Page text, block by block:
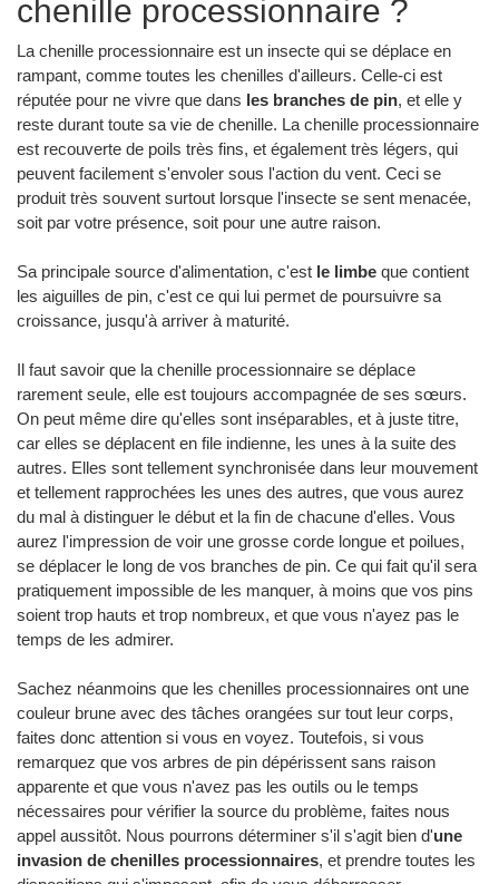
chenille processionnaire ?
La chenille processionnaire est un insecte qui se déplace en
rampant, comme toutes les chenilles d'ailleurs. Celle-ci est
réputée pour ne vivre que dans les branches de pin, et elle y
reste durant toute sa vie de chenille. La chenille processionnaire
est recouverte de poils très fins, et également très légers, qui
peuvent facilement s'envoler sous l'action du vent. Ceci se
produit très souvent surtout lorsque l'insecte se sent menacée,
soit par votre présence, soit pour une autre raison.
Sa principale source d'alimentation, c'est le limbe que contient
les aiguilles de pin, c'est ce qui lui permet de poursuivre sa
croissance, jusqu'à arriver à maturité.
Il faut savoir que la chenille processionnaire se déplace
rarement seule, elle est toujours accompagnée de ses sœurs.
On peut même dire qu'elles sont inséparables, et à juste titre,
car elles se déplacent en file indienne, les unes à la suite des
autres. Elles sont tellement synchronisée dans leur mouvement
et tellement rapprochées les unes des autres, que vous aurez
du mal à distinguer le début et la fin de chacune d'elles. Vous
aurez l'impression de voir une grosse corde longue et poilues,
se déplacer le long de vos branches de pin. Ce qui fait qu'il sera
pratiquement impossible de les manquer, à moins que vos pins
soient trop hauts et trop nombreux, et que vous n'ayez pas le
temps de les admirer.
Sachez néanmoins que les chenilles processionnaires ont une
couleur brune avec des tâches orangées sur tout leur corps,
faites donc attention si vous en voyez. Toutefois, si vous
remarquez que vos arbres de pin dépérissent sans raison
apparente et que vous n'avez pas les outils ou le temps
nécessaires pour vérifier la source du problème, faites nous
appel aussitôt. Nous pourrons déterminer s'il s'agit bien d'une
invasion de chenilles processionnaires, et prendre toutes les